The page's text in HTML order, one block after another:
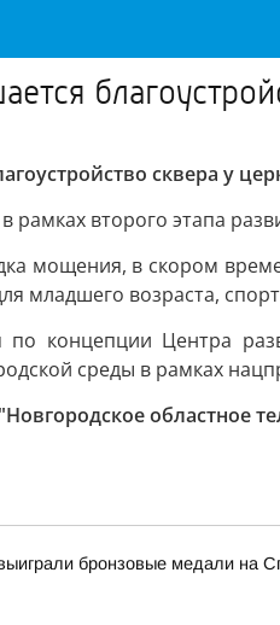
сквера у
рамках второго этапа
мощения, в скором
младшего возраста,
по концепции Центра
среды в рамках
областное
бронзовые медали на